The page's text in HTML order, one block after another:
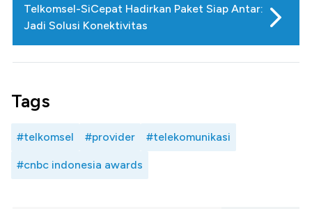
Telkomsel-SiCepat Hadirkan Paket Siap Antar:
Jadi Solusi Konektivitas
Tags
#telkomsel #provider #telekomunikasi
#cnbc indonesia awards